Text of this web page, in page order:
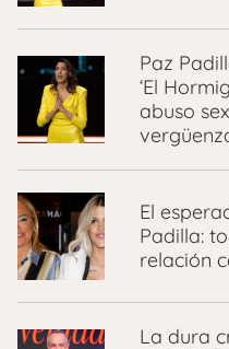
Paz
‘El
abuso
El
Padilla:
relación
La dura